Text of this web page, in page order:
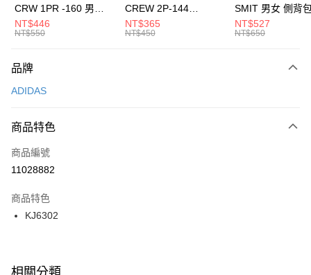
元大商業銀行
台灣樂天信用卡公司
全盈+PAY
AFTEE先享後付
【關於「AFTEE先享後付」】
便利好安心！
３．安心：先確認商品／服務後，再付款。
【「AFTEE先享後付」結帳流程】
１．於結帳方式選擇「AFTEE先享後付」後，將跳轉至「AFTEE先享後付」
２．訂單成立數日內，您將收到繳費通知簡訊。
３．收到繳費通知簡訊後14天內，點擊此簡訊中的連結，可透過四大超商／
ATM／網路銀行／等多元方式進行付款，方視為交易完成。
※ 交易是否成功請以「AFTEE先享後付 」之結帳頁面顯示為準，若有關於
運送方式
每筆NT$100，滿NT$1,500(含以上)免運費
宅配
每筆NT$100，滿NT$1,500(含以上)免運費
付款後門市自取
每筆NT$100，滿NT$1,500(含以上)免運費
CRW 1PR -160 男女
中統襪 FZ3393100
NT$446
NT$550
CREW 2P-144
EMBRDY 男女 短統襪
FZ3073133
NT$365
NT$450
SMIT 男女 側背
BA5871010
NT$527
NT$650
品牌
ADIDAS
商品特色
商品編號
11028882
商品特色
KJ6302
相關分類